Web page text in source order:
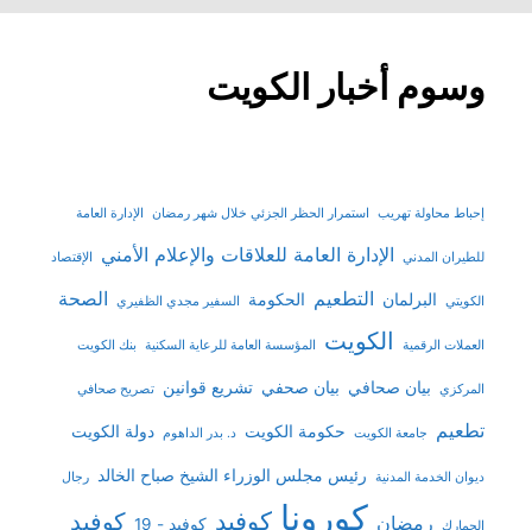
وسوم أخبار الكويت
إحباط محاولة تهريب استمرار الحظر الجزئي خلال شهر رمضان الإدارة العامة
للطيران المدني الإدارة العامة للعلاقات والإعلام الأمني الإقتصاد
الكويتي البرلمان التطعيم الحكومة السفير مجدي الظفيري الصحة
العملات الرقمية الكويت المؤسسة العامة للرعاية السكنية بنك الكويت
المركزي بيان صحافي بيان صحفي تشريع قوانين تصريح صحافي
تطعيم جامعة الكويت حكومة الكويت د. بدر الداهوم دولة الكويت
ديوان الخدمة المدنية رئيس مجلس الوزراء الشيخ صباح الخالد رجال
الجمارك رمضان كورونا كوفيد كوفيد - 19 كوفيد